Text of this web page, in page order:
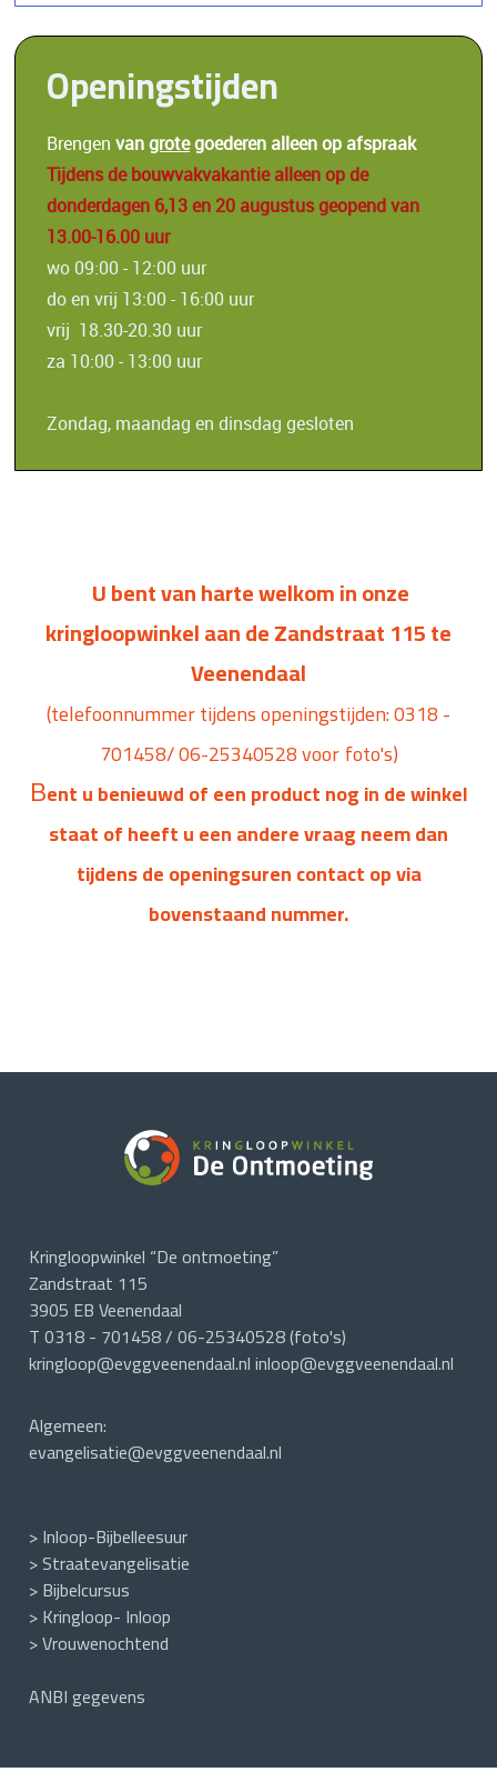
Openingstijden
Brengen vangrotegoederen alleen op afspraak
Tijdens de bouwvakvakantie alleen op de
donderdagen 6,13 en 20 augustus geopend van
13.00-16.00 uur
wo 09:00 - 12:00 uur
do en vrij 13:00 - 16:00 uur
vrij 18.30-20.30 uur
za 10:00 - 13:00 uur
Zondag, maandag en dinsdag gesloten
U bent van harte welkom in onze
kringloopwinkel aan de Zandstraat 115 te
Veenendaal
(telefoonnummer tijdens openingstijden: 0318 -
701458/ 06-25340528 voorfoto's)
Bent u benieuwd of een product nog in de winkel
staat of heeft u een andere vraag neem dan
tijdens de openingsuren contact op via
bovenstaand nummer.
Kringloopwinkel “De ontmoeting”
Zandstraat 115
3905 EB Veenendaal
T 0318 - 701458 / 06-25340528 (foto's)
kringloop@evggveenendaal.nl inloop@evggveenendaal.nl
Algemeen:
evangelisatie@evggveenendaal.nl
> Inloop-Bijbelleesuur
> Straatevangelisatie
>Bijbelcursus
>Kringloop- Inloop
> Vrouwenochtend
ANBI gegevens